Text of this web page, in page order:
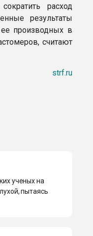
расход
результаты
производных в
считают
strf.ru
ученых на
пытаясь